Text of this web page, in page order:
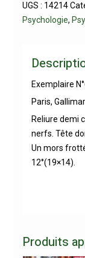
UGS : 14214
Psychologie,
Exemplaire
Paris,
Reliure demi
nerfs. Tête
Un mors
12°(19×14).
Produits